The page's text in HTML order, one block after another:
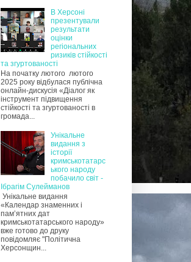
В Херсоні
презентували
результати
оцінки
регіональних
ризиків стійкості
та згуртованості
На початку лютого лютого
2025 року відбулася публічна
онлайн-дискусія «Діалог як
інструмент підвищення
стійкості та згуртованості в
громада...
Унікальне
видання з
історії
кримськотатарс
ького народу
побачило світ -
Ібрагім Сулейманов
Унікальне видання
«Календар знаменних і
пам’ятних дат
кримськотатарського народу»
вже готово до друку
повідомляє "Політична
Херсонщин...